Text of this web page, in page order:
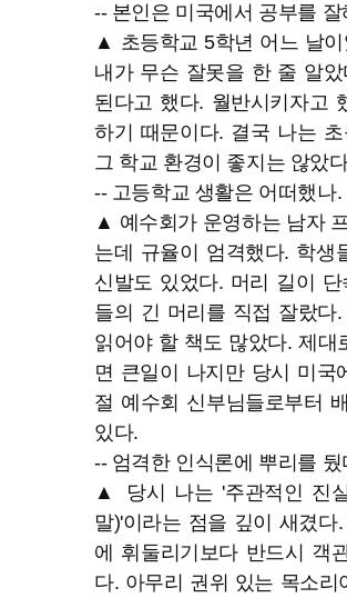
-- 본인은 미국에서 공부를
▲ 초등학교 5학년 어느 날
내가 무슨 잘못을 한 줄 알
된다고 했다. 월반시키자고
하기 때문이다. 결국 나는
그 학교 환경이 좋지는 않았
-- 고등학교 생활은 어떠했나.
▲ 예수회가 운영하는 남자
는데 규율이 엄격했다. 학생
신발도 있었다. 머리 길이
들의 긴 머리를 직접 잘랐다
읽어야 할 책도 많았다. 제
면 큰일이 나지만 당시 미국
절 예수회 신부님들로부터
있다.
-- 엄격한 인식론에 뿌리를
▲ 당시 나는 '주관적인 진
말)'이라는 점을 깊이 새겼
에 휘둘리기보다 반드시 객
다. 아무리 권위 있는 목소